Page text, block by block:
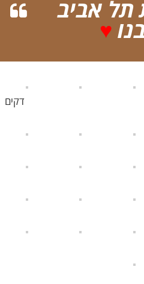
תל אביב
♥
דקים